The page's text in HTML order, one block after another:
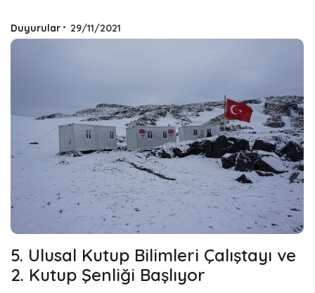
Duyurular • 29/11/2021
5. Ulusal Kutup Bilimleri Çalıştayı ve
2. Kutup Şenliği Başlıyor